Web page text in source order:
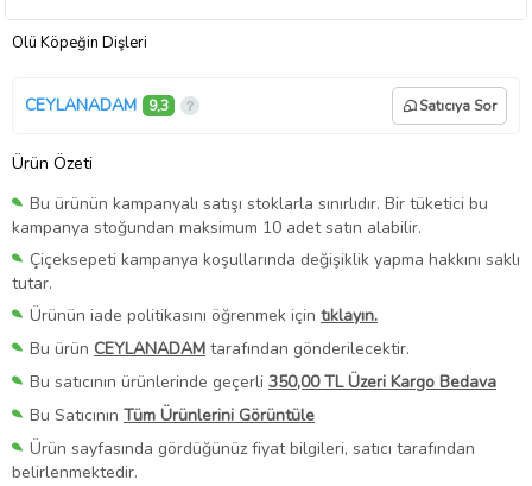
Ölü Köpeğin Dişleri
CEYLANADAM 9,3 Satıcıya Sor
Ürün Özeti
Bu ürünün kampanyalı satışı stoklarla sınırlıdır. Bir tüketici bu
kampanya stoğundan maksimum 10 adet satın alabilir.
Çiçeksepeti kampanya koşullarında değişiklik yapma hakkını saklı
tutar.
Ürünün iade politikasını öğrenmek için tıklayın.
Bu ürün CEYLANADAM tarafından gönderilecektir.
Bu satıcının ürünlerinde geçerli 350,00 TL Üzeri Kargo Bedava
Bu Satıcının Tüm Ürünlerini Görüntüle
Ürün sayfasında gördüğünüz fiyat bilgileri, satıcı tarafından
belirlenmektedir.